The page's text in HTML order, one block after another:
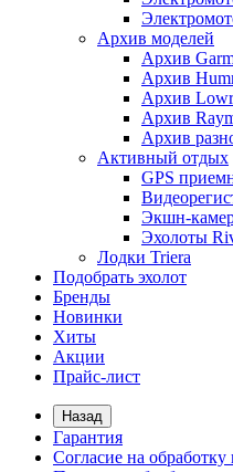
Архив моделей
Архив
Архив
Архив
Архив
Архив
Активный отдых
GPS
Экшн-
Эхолоты
Лодки Triera
Подобрать эхолот
Бренды
Новинки
Хиты
Акции
Прайс-лист
Назад
Гарантия
Согласие на